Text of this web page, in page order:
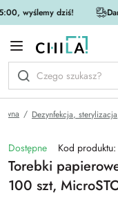
wyślemy dziś!
Dezynfekcja,
Dostępne Kod
Torebki
100 szt,